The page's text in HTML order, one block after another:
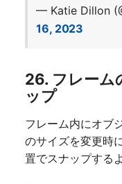
— Katie Dillon
16, 2023
26. フレーム
ップ
フレーム内にオブ
のサイズを変更時
置でスナップする